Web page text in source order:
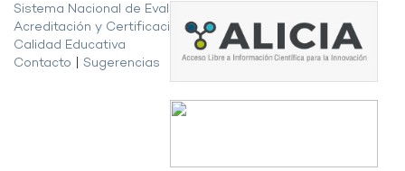
Sistema Nacional de Evaluación,
Acreditación y Certificación de la
Calidad Educativa
Contacto
Sugerencias